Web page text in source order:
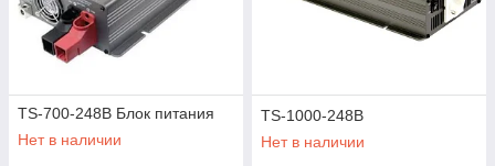
TS-700-248B Блок питания
Нет в наличии
TS-1000-248B
Нет в наличии